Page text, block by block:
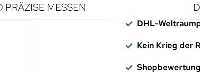
MESSEN
DHL-
Kein Krieg der